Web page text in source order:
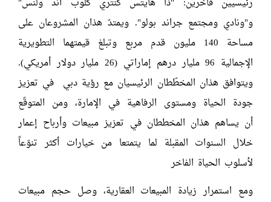
و"ونادي ومجتمع جراند بولو". ويمتدّ هذان المشروعان على
مساحة 140 مليون قدم مربع وتبلغ قيمتهما التطويرية
الإجمالية 96 مليار درهم إماراتي (26 مليار دولار أمريكي).
ويتوافق هذان المخطّطان الرئيسيان مع رؤية دبي في تعزيز
جودة الحياة ومستوى الرفاهية في الإمارة، ومن المتوقّع
أن يساهم هذان المخططان في تعزيز مبيعات وأرباح إعمار
خلال السنوات المقبلة لما يتمتعا من خيارات أكثر تنوّعاً
لأسلوب الحياة الفاخر
ومع استمرار زيادة المبيعات العقارية، وصل حجم مبيعات